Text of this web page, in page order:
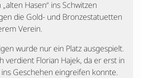
Hasen“ ins Schwitzen
die Gold- und Bronzestatuetten
Verein.
wurde nur ein Platz ausgespielt.
verdient Florian Hajek, da er erst in
Geschehen eingreifen konnte.